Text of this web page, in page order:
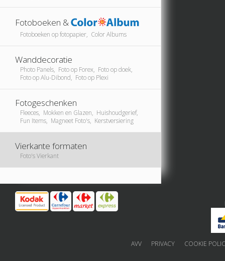
Fotoboeken &
Fotoboeken op fotopapier, Color Albums
Wanddecoratie
Photo Panels, Foto op Forex, Foto op doek,
Foto op Alu-Dibond, Foto op Plexi
Fotogeschenken
Fleeces, Mokken en Glazen, Huishoudgerief,
Fun Items, Magneet Foto's, Kerstversiering
Vierkante formaten
Foto's Vierkant
AVV PRIVACY COOKIE